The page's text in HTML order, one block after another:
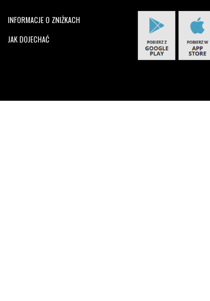
INFORMACJE O ZNIŻKACH
JAK DOJECHAĆ